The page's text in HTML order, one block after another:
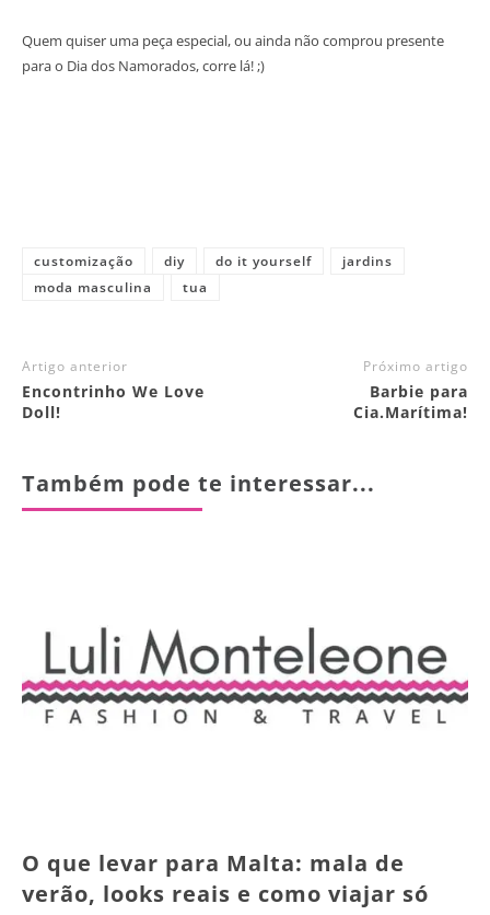
Quem quiser uma peça especial, ou ainda não comprou presente
para o Dia dos Namorados, corre lá! ;)
customização diy do it yourself
jardins
moda masculina
tua
Artigo anterior
Encontrinho We Love
Doll!
Próximo artigo
Barbie para
Cia.Marítima!
Também pode te interessar...
O que levar para Malta: mala de
verão, looks reais e como viajar só